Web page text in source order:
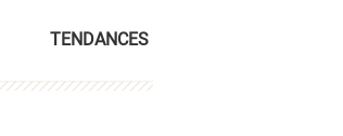
TENDANCES